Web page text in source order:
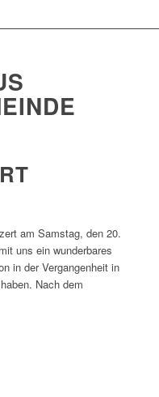
am Samstag, den 20.
uns ein wunderbares
in der Vergangenheit in
Nach dem